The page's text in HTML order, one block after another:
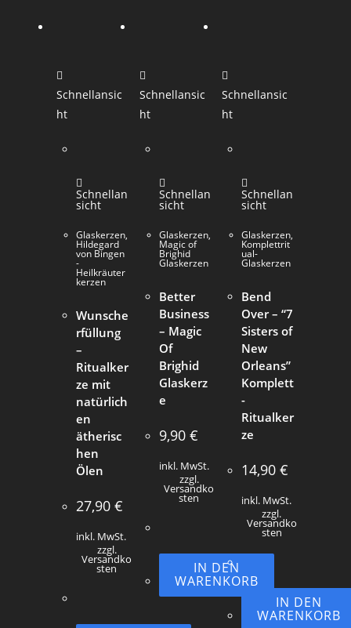
Schnellansic
ht
Schnellan
sicht
Glaskerzen,
Hildegard
von Bingen
-
Heilkräuter
kerzen
Wunsche
rfüllung
–
Ritualker
ze mit
natürlich
en
ätherisc
hen
Ölen
27,90€
inkl. MwSt.
zzgl.
Versandko
sten
Schnellansic
ht
Schnellan
sicht
Glaskerzen,
Magic of
Brighid
Glaskerzen
Better
Business
– Magic
Of
Brighid
Glaskerz
e
9,90 €
inkl. MwSt.
zzgl.
Versandko
sten
IN DEN
WARENKORB
Schnellansic
ht
Schnellan
sicht
Glaskerzen,
Komplettrit
ual-
Glaskerzen
Bend
Over – “7
Sisters of
New
Orleans”
Komplett
-
Ritualker
ze
14,90 €
inkl. MwSt.
zzgl.
Versandko
sten
IN DEN
WARENKORB